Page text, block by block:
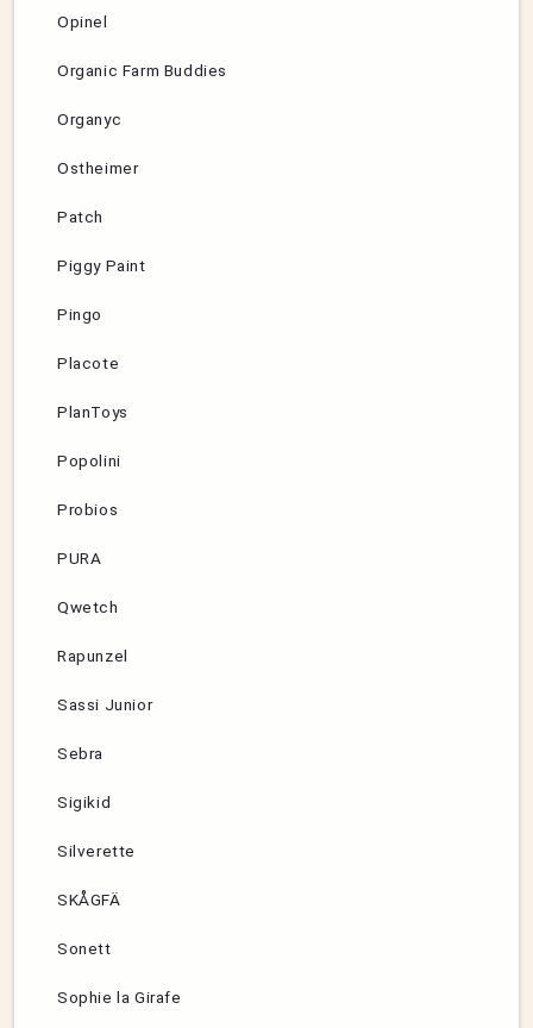
Opinel
Organic Farm Buddies
Organyc
Ostheimer
Patch
Piggy Paint
Pingo
Placote
PlanToys
Popolini
Probios
PURA
Qwetch
Rapunzel
Sassi Junior
Sebra
Sigikid
Silverette
SKÅGFÄ
Sonett
Sophie la Girafe